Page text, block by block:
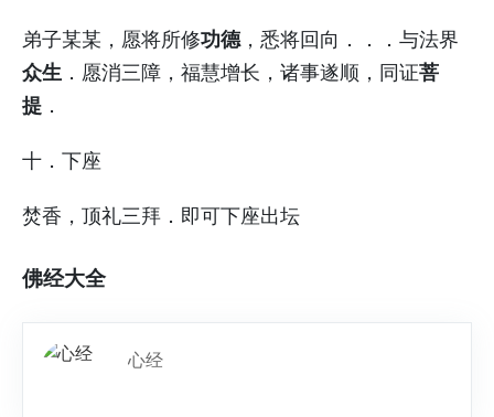
弟子某某，愿将所修功德，悉将回向．．．与法界
众生 ．愿消三障，福慧增长，诸事遂顺，同证菩
提 ．
十．下座
焚香，顶礼三拜．即可下座出坛
佛经大全
心经